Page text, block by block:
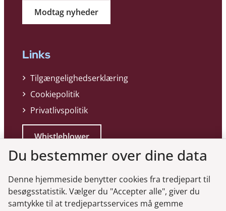
Modtag nyheder
Links
Tilgængelighedserklæring
Cookiepolitik
Privatlivspolitik
Whistleblower
Du bestemmer over dine data
Denne hjemmeside benytter cookies fra tredjepart til
besøgsstatistik. Vælger du "Accepter alle", giver du
samtykke til at tredjepartsservices må gemme